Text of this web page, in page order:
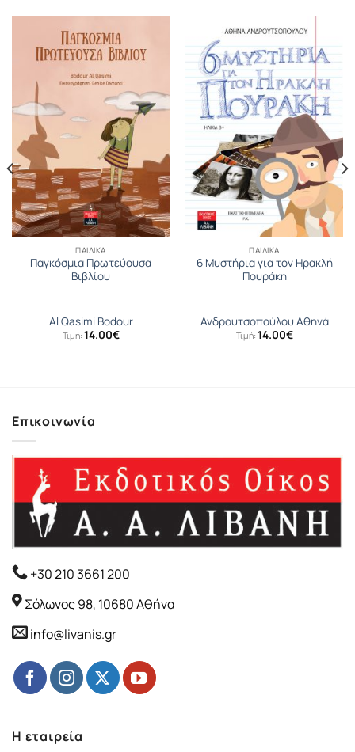
ΠΑΙΔΙΚΆ
Παγκόσµια Πρωτεύουσα
Βιβλίου
Al Qasimi Bodour
Τιμή: 14.00€
ΠΑΙΔΙΚΆ
6 Μυστήρια για τον Ηρακλή
Πουράκη
Ανδρουτσοπούλου Αθηνά
Τιμή: 14.00€
Επικοινωνία
+30 210 3661 200
Σόλωνος 98, 10680 Αθήνα
info@livanis.gr
Η εταιρεία